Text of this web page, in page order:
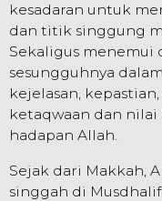
kesadaran untuk
dan titik singgung
Sekaligus menemui
sesungguhnya
kejelasan,
ketaqwaan dan nilai
hadapan Allah.
Sejak dari Makkah,
singgah di